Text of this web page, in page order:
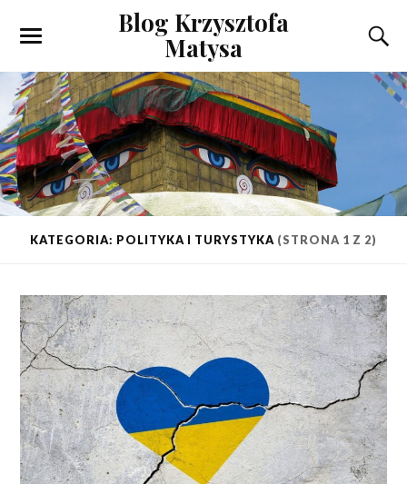
Blog Krzysztofa
Matysa
KATEGORIA: POLITYKA I TURYSTYKA (STRONA 1 Z 2)